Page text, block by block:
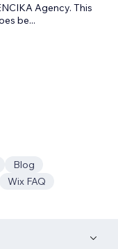
Agency. This
be...
Blog
Wix FAQ